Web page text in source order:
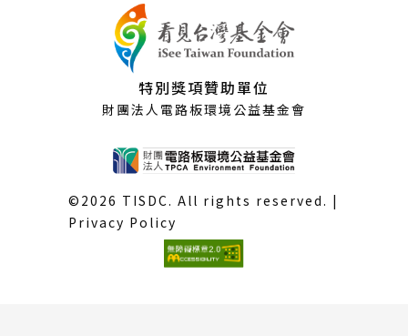
特別獎項贊助單位
財團法人電路板環境公益基金會
©2026 TISDC. All rights reserved. |
Privacy Policy
(外
部